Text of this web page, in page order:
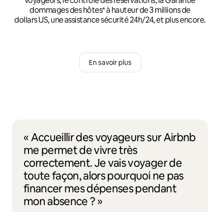
dommages des hôtes* à hauteur de 3 millions de
dollars US, une assistance sécurité 24h/24, et plus encore.
En savoir plus
« Accueillir des voyageurs sur Airbnb
me permet de vivre très
correctement. Je vais voyager de
toute façon, alors pourquoi ne pas
financer mes dépenses pendant
mon absence ? »